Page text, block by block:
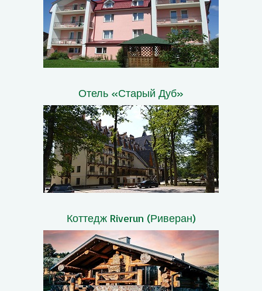
Отель «Старый Дуб»
Коттедж Riverun (Риверан)